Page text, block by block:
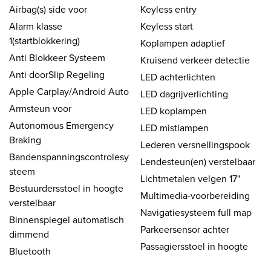
Airbag(s) side voor
Alarm klasse
1(startblokkering)
Anti Blokkeer Systeem
Anti doorSlip Regeling
Apple Carplay/Android Auto
Armsteun voor
Autonomous Emergency
Braking
Bandenspanningscontrolesy
steem
Bestuurdersstoel in hoogte
verstelbaar
Binnenspiegel automatisch
dimmend
Bluetooth
Keyless entry
Keyless start
Koplampen adaptief
Kruisend verkeer detectie
LED achterlichten
LED dagrijverlichting
LED koplampen
LED mistlampen
Lederen versnellingspook
Lendesteun(en) verstelbaar
Lichtmetalen velgen 17"
Multimedia-voorbereiding
Navigatiesysteem full map
Parkeersensor achter
Passagiersstoel in hoogte